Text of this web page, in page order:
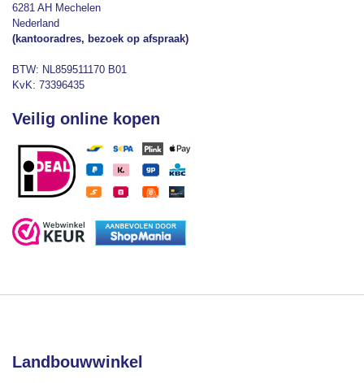
6281 AH Mechelen
Nederland
(kantooradres, bezoek op afspraak)
BTW: NL859511170 B01
KvK: 73396435
Veilig online kopen
Landbouwwinkel